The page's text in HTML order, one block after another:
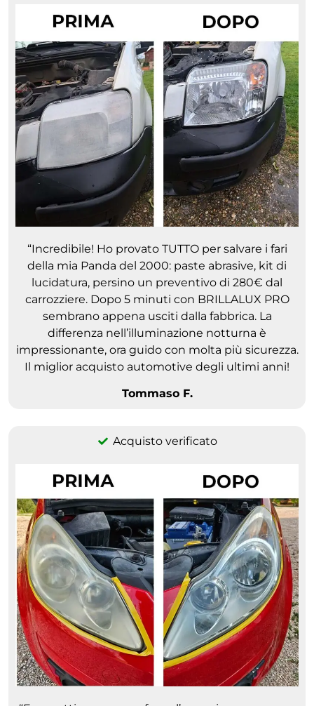
“Incredibile! Ho provato TUTTO per salvare i fari
della mia Panda del 2000: paste abrasive, kit di
lucidatura, persino un preventivo di 280€ dal
carrozziere. Dopo 5 minuti con BRILLALUX PRO
sembrano appena usciti dalla fabbrica. La
differenza nell’illuminazione notturna è
impressionante, ora guido con molta più sicurezza.
Il miglior acquisto automotive degli ultimi anni!
Tommaso F.
Acquisto verificato